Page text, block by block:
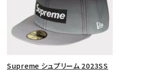
Supreme シュプリーム 2023SS